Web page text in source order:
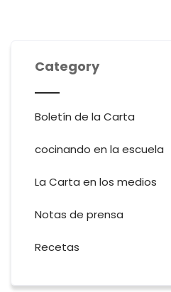
Category
Boletín de la Carta
cocinando en la escuela
La Carta en los medios
Notas de prensa
Recetas